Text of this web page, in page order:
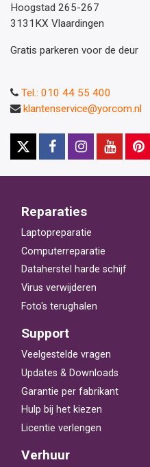
Hoogstad 265-267
3131KX Vlaardingen
Gratis parkeren voor de deur
Tel.: 010 44 55 400
klantenservice@yorcom.nl
Reparaties
Laptopreparatie
Computerreparatie
Dataherstel harde schijf
Virus verwijderen
Foto's terughalen
Support
Veelgestelde vragen
Updates & Downloads
Garantie per fabrikant
Hulp bij het kiezen
Licentie verlengen
Verhuur